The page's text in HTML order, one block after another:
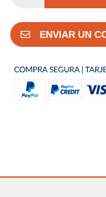
ENVIAR UN